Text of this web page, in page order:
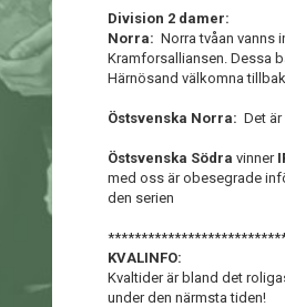
Division 2 damer:
Norra: Norra tvåan vanns
Kramforsalliansen. Dessa
Härnösand välkomna
Östsvenska Norra: Det är
Östsvenska Södra vinner
med oss är obesegrade
den serien
KVALINFO:
Kvaltider är bland det
under den närmsta tiden!